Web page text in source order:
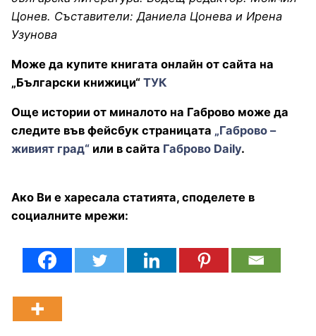
Цонев. Съставители: Даниела Цонева и Ирена
Узунова
Може да купите книгата онлайн от сайта на
„Български книжици“ ТУК
Още истории от миналото на Габрово може да
следите във фейсбук страницата „Габрово –
живият град“ или в сайта Габрово Daily.
Ако Ви е харесала статията, споделете в
социалните мрежи: